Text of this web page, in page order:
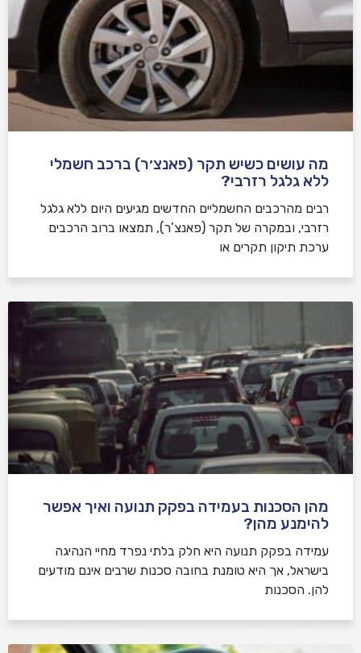
מה עושים כשיש תקר (פאנצ׳ר) ברכב חשמלי
ללא גלגל רזרבי?
רבים מהרכבים החשמליים החדשים מגיעים היום ללא גלגל
רזרבי, ובמקרה של תקר (פאנצ’ר), תמצאו ברוב הרכבים
ערכת תיקון תקרים או
מהן הסכנות בעמידה בפקק תנועה ואיך אפשר
להימנע מהן?
עמידה בפקק תנועה היא חלק בלתי נפרד מחיי הנהיגה
בישראל, אך היא טומנת בחובה סכנות שרבים אינם מודעים
להן. הסכנות